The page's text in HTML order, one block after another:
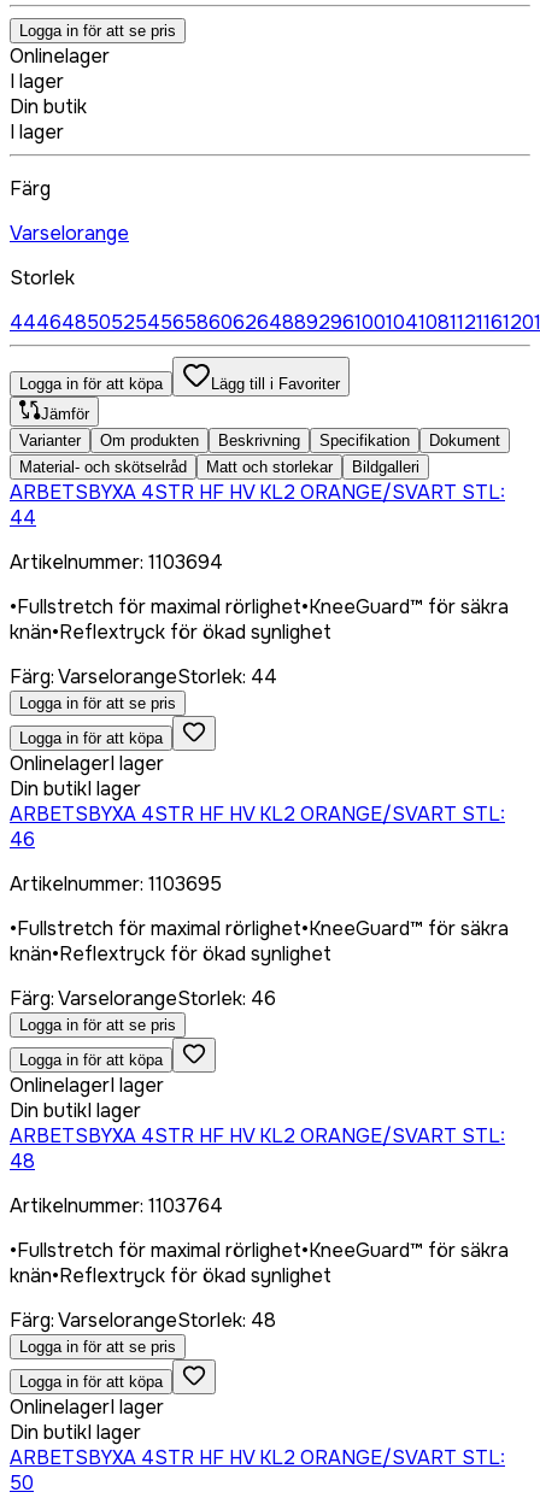
Logga in för att se pris
Onlinelager
I lager
Din butik
I lager
Färg
Varselorange
Storlek
4446485052545658606264889296100104108112116120
Logga in för att köpa
Lägg till i Favoriter
Jämför
Varianter
Om produkten Beskrivning Specifikation
Dokument
Material- och skötselråd
Matt och storlekar Bildgalleri
ARBETSBYXA 4STR HF HV KL2 ORANGE/SVART STL:
44
Artikelnummer: 1103694
•Fullstretch för maximal rörlighet•KneeGuard™ för säkra
knän•Reflextryck för ökad synlighet
Färg:VarselorangeStorlek: 44
Logga in för att se pris
Logga in för att köpa
OnlinelagerI lager
Din butikI lager
ARBETSBYXA 4STR HF HV KL2 ORANGE/SVART STL:
46
Artikelnummer: 1103695
•Fullstretch för maximal rörlighet•KneeGuard™ för säkra
knän•Reflextryck för ökad synlighet
Färg:VarselorangeStorlek: 46
Logga in för att se pris
Logga in för att köpa
OnlinelagerI lager
Din butikI lager
ARBETSBYXA 4STR HF HV KL2 ORANGE/SVART STL:
48
Artikelnummer: 1103764
•Fullstretch för maximal rörlighet•KneeGuard™ för säkra
knän•Reflextryck för ökad synlighet
Färg:VarselorangeStorlek: 48
Logga in för att se pris
Logga in för att köpa
OnlinelagerI lager
Din butikI lager
ARBETSBYXA 4STR HF HV KL2 ORANGE/SVART STL:
50